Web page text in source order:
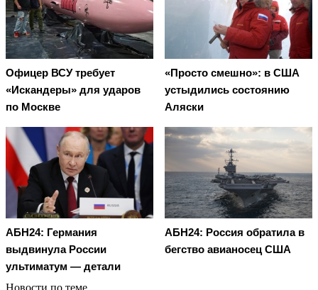
Офицер ВСУ требует
«Искандеры» для ударов
по Москве
«Просто смешно»: в США
устыдились состоянию
Аляски
АБН24: Германия
выдвинула России
ультиматум — детали
АБН24: Россия обратила в
бегство авианосец США
Новости по теме